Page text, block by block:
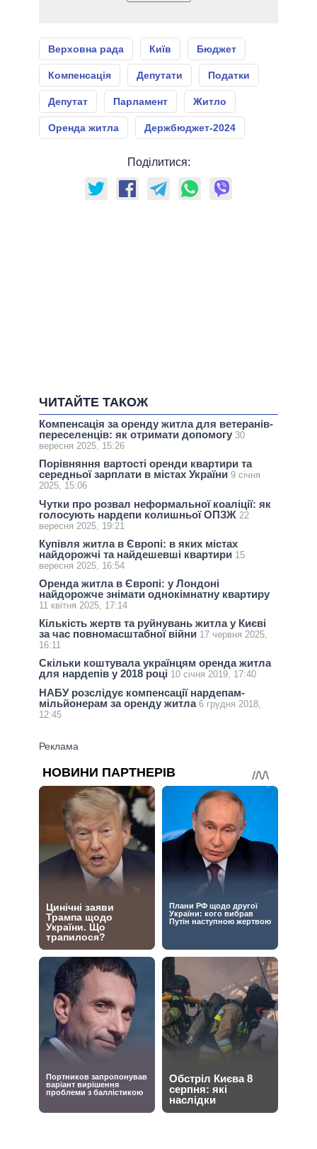
Верховна рада Київ Бюджет
Компенсація Депутати Податки
Депутат Парламент Житло
Оренда житла Держбюджет-2024
Поділитися:
ЧИТАЙТЕ ТАКОЖ
Компенсація за оренду житла для ветеранів-
переселенців: як отримати допомогу 30
вересня 2025, 15:26
Порівняння вартості оренди квартири та
середньої зарплати в містах України 9 січня
2025, 15:06
Чутки про розвал неформальної коаліції: як
голосують нардепи колишньої ОПЗЖ 22
вересня 2025, 19:21
Купівля житла в Європі: в яких містах
найдорожчі та найдешевші квартири 15
вересня 2025, 16:54
Оренда житла в Європі: у Лондоні
найдорожче знімати однокімнатну квартиру
11 квітня 2025, 17:14
Кількість жертв та руйнувань житла у Києві
за час повномасштабної війни 17 червня 2025,
16:11
Скільки коштувала українцям оренда житла
для нардепів у 2018 році 10 січня 2019, 17:40
НАБУ розслідує компенсації нардепам-
мільйонерам за оренду житла 6 грудня 2018,
12:45